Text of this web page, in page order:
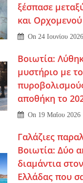
ξέσπασε
και Ορχομενού
On 24 Ιουνίου 2026
Βοιωτία:
μυστήριο με
αποθήκη το
On 19 Μαΐου 2026
Γαλάζιες
Βοιωτία: Δύο
διαμάντια
Ελλάδας που